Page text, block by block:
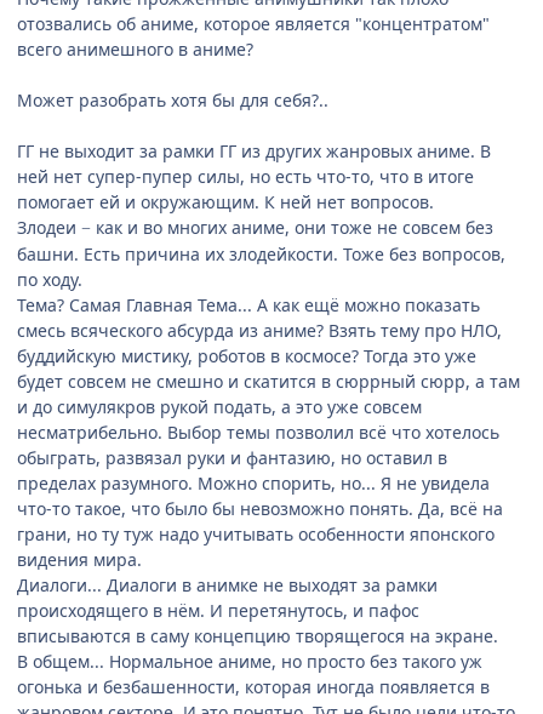
отозвались об аниме, которое является "концентратом"
всего анимешного в аниме?
Может разобрать хотя бы для себя?..
ГГ не выходит за рамки ГГ из других жанровых аниме. В
ней нет супер-пупер силы, но есть что-то, что в итоге
помогает ей и окружающим. К ней нет вопросов.
Злодеи − как и во многих аниме, они тоже не совсем без
башни. Есть причина их злодейкости. Тоже без вопросов,
по ходу.
Тема? Самая Главная Тема... А как ещё можно показать
смесь всяческого абсурда из аниме? Взять тему про НЛО,
буддийскую мистику, роботов в космосе? Тогда это уже
будет совсем не смешно и скатится в сюррный сюрр, а там
и до симулякров рукой подать, а это уже совсем
несматрибельно. Выбор темы позволил всё что хотелось
обыграть, развязал руки и фантазию, но оставил в
пределах разумного. Можно спорить, но... Я не увидела
что-то такое, что было бы невозможно понять. Да, всё на
грани, но ту туж надо учитывать особенности японского
видения мира.
Диалоги... Диалоги в анимке не выходят за рамки
происходящего в нём. И перетянутось, и пафос
вписываются в саму концепцию творящегося на экране.
В общем... Нормальное аниме, но просто без такого уж
огонька и безбашенности, которая иногда появляется в